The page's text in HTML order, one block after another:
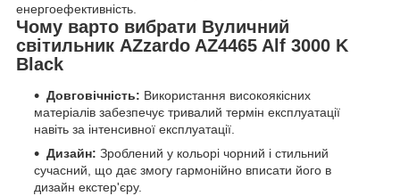
енергоефективність.
Чому варто вибрати Вуличний
світильник AZzardo AZ4465 Alf 3000 K
Black
Довговічність: Використання високоякісних
матеріалів забезпечує тривалий термін експлуатації
навіть за інтенсивної експлуатації.
Дизайн: Зроблений у кольорі чорний і стильний
сучасний, що дає змогу гармонійно вписати його в
дизайн екстер'єру.